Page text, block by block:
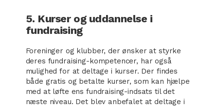
5. Kurser og uddannelse i
fundraising
Foreninger og klubber, der ønsker at styrke
deres fundraising-kompetencer, har også
mulighed for at deltage i kurser. Der findes
både gratis og betalte kurser, som kan hjælpe
med at løfte ens fundraising-indsats til det
næste niveau. Det blev anbefalet at deltage i